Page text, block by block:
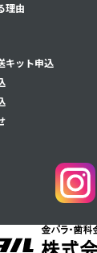
理由
キット申込